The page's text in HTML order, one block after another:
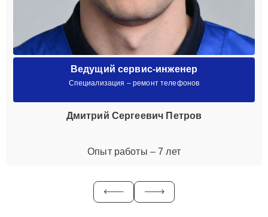
Ведущий сервис-инженер
Специализация – ремонт телефонов
Дмитрий Сергеевич Петров
Опыт работы – 7 лет